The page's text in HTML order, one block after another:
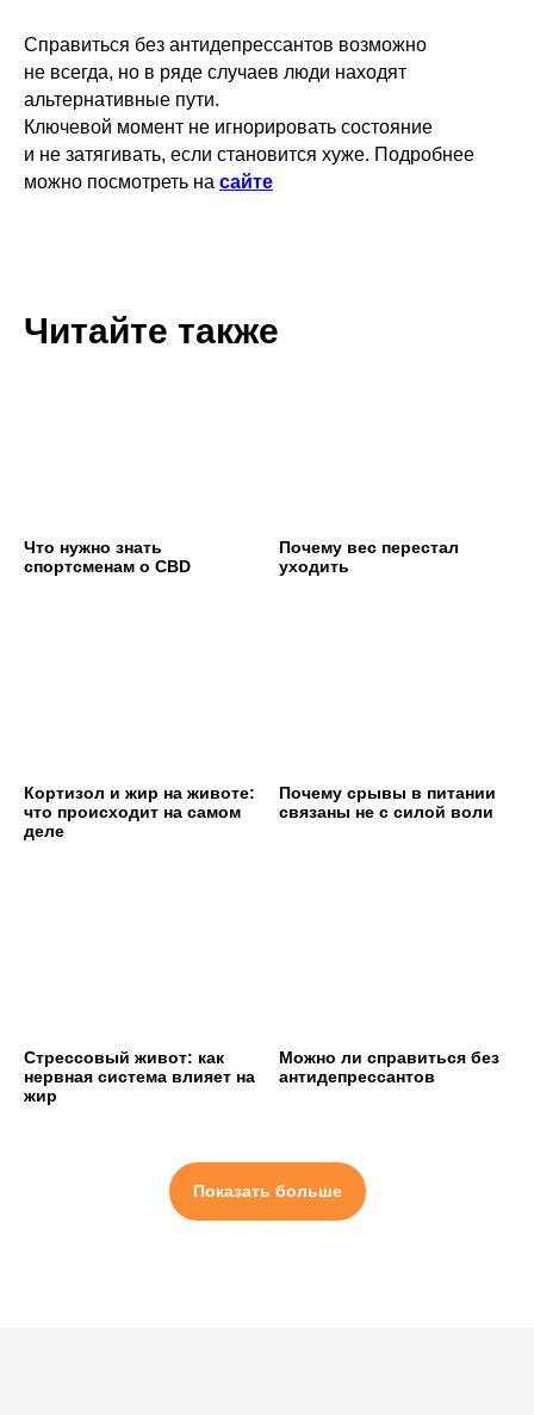
Справиться без антидепрессантов возможно
не всегда, но в ряде случаев люди находят
альтернативные пути.
Ключевой момент не игнорировать состояние
и не затягивать, если становится хуже. Подробнее
можно посмотреть на сайте
Читайте также
Что нужно знать
спортсменам о CBD
Почему вес перестал
уходить
Кортизол и жир на животе:
что происходит на самом
деле
Почему срывы в питании
связаны не с силой воли
Стрессовый живот: как
нервная система влияет на
жир
Можно ли справиться без
антидепрессантов
Показать больше
Где купить CBD